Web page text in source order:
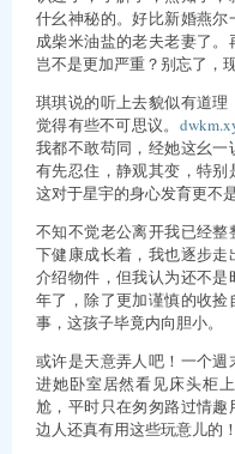
什幺神秘的。好比新婚燕
成柴米油盐的老夫老妻了
岂不是更加严重？别忘了，
琪琪说的听上去貌似有道
觉得有些不可思议。
我都不敢苟同，经她这幺
有先忍住，静观其变，特别
这对于星宇的身心发育更不是
不知不觉老公离开我已经
下健康成长着，我也逐步
介绍物件，但我认为还不
年了，除了更加谨慎的收
事，这孩子毕竟内向胆小。
或许是天意弄人吧！一个
进她卧室居然看见床头柜
尬，平时只在匆匆路过情
边人还真有用这些玩意儿的！